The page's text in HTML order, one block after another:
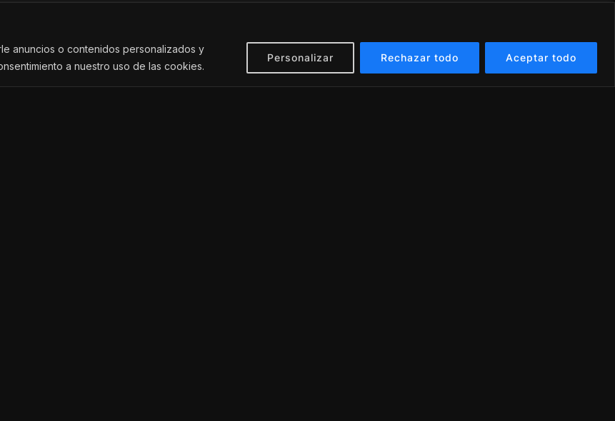
anuncios o contenidos personalizados y
a nuestro uso de las cookies.
Personalizar Rechazar todo Aceptar todo
Pausar